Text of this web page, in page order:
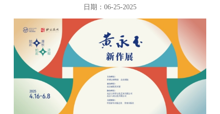
日期：06-25-2025